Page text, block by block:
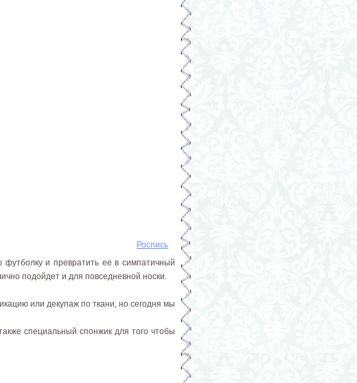
Роспись
и превратить ее в симпатичный
подойдет и для повседневной носки.
или декупаж по ткани, но сегодня мы
специальный спонжик для того чтобы